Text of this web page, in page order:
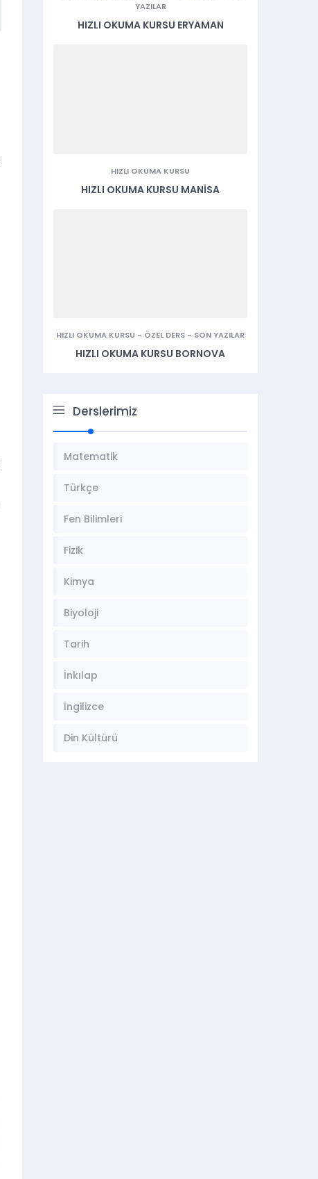
YAZILAR
HIZLI OKUMA KURSU ERYAMAN
HIZLI OKUMA KURSU
HIZLI OKUMA KURSU MANISA
HIZLI OKUMA KURSU - ÖZEL DERS - SON YAZILAR
HIZLI OKUMA KURSU BORNOVA
Derslerimiz
Matematik
Türkçe
Fen Bilimleri
Fizik
Kimya
Biyoloji
Tarih
İnkılap
İngilizce
Din Kültürü